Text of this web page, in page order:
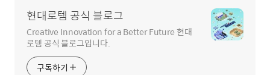
현대로템 공식 블로그
Creative Innovation for a Better Future 현대
로템 공식 블로그입니다.
구독하기